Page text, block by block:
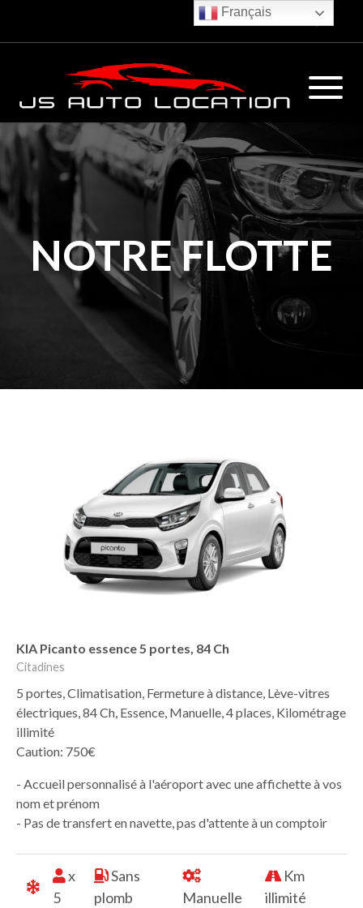
NOTRE FLOTTE
KIA Picanto essence 5 portes, 84 Ch
Citadines
5 portes, Climatisation, Fermeture à distance, Lève-vitres
électriques, 84 Ch, Essence, Manuelle, 4 places, Kilométrage
illimité
Caution: 750€
- Accueil personnalisé à l'aéroport avec une affichette à vos
nom et prénom
- Pas de transfert en navette, pas d'attente à un comptoir
x
5
Sans
plomb
Manuelle
Km
illimité
Français